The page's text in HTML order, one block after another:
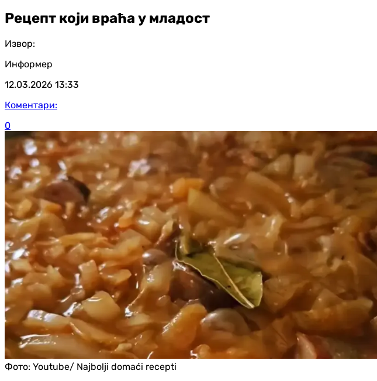
Рецепт који враћа у младост
Извор:
Информер
12.03.2026 13:33
Коментари:
0
Фото: Youtube/ Najbolji domaći recepti